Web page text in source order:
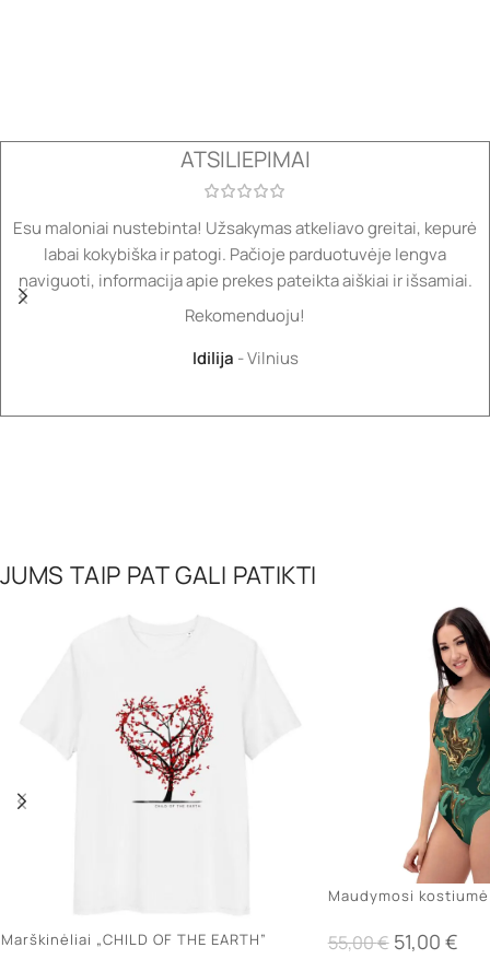
ATSILIEPIMAI
Esu maloniai nustebinta! Užsakymas atkeliavo greitai, kepurė
labai kokybiška ir patogi. Pačioje parduotuvėje lengva
naviguoti, informacija apie prekes pateikta aiškiai ir išsamiai.
Rekomenduoju!
Idilija
Vilnius
JUMS TAIP PAT GALI PATIKTI
Marškinėliai „CHILD OF THE EARTH”
Maudymosi
55,00€ 51,00 €